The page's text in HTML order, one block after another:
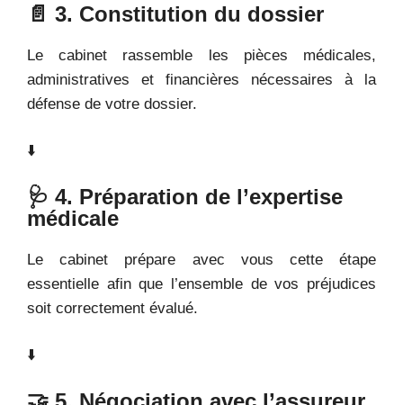
📄 3. Constitution du dossier
Le cabinet rassemble les pièces médicales,
administratives et financières nécessaires à la
défense de votre dossier.
⬇️
🩺 4. Préparation de l’expertise
médicale
Le cabinet prépare avec vous cette étape
essentielle afin que l’ensemble de vos préjudices
soit correctement évalué.
⬇️